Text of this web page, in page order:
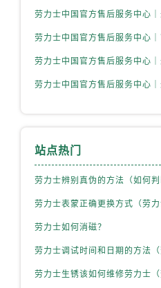
站点热门
劳力士如何消磁？